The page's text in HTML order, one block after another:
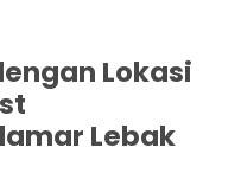
Lokasi
Lebak